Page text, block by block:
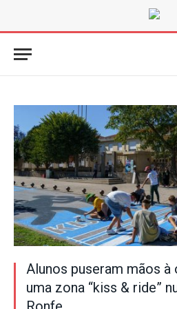
Alunos puseram mãos à
uma zona “kiss & ride”